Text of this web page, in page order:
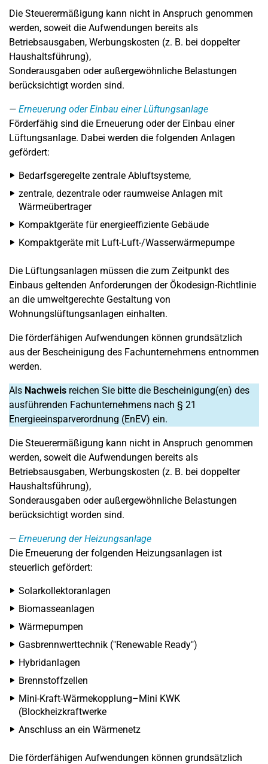
Die Steuerermäßigung kann nicht in Anspruch genommen
werden, soweit die Aufwendungen bereits als
Betriebsausgaben, Werbungskosten (z. B. bei doppelter
Haushaltsführung),
Sonderausgaben oder außergewöhnliche Belastungen
berücksichtigt worden sind.
Erneuerung oder Einbau einer Lüftungsanlage
Förderfähig sind die Erneuerung oder der Einbau einer
Lüftungsanlage. Dabei werden die folgenden Anlagen
gefördert:
Bedarfsgeregelte zentrale Abluftsysteme,
zentrale, dezentrale oder raumweise Anlagen mit
Wärmeübertrager
Kompaktgeräte für energieeffiziente Gebäude
Kompaktgeräte mit Luft-Luft-/Wasserwärmepumpe
Die Lüftungsanlagen müssen die zum Zeitpunkt des
Einbaus geltenden Anforderungen der Ökodesign-Richtlinie
an die umweltgerechte Gestaltung von
Wohnungslüftungsanlagen einhalten.
Die förderfähigen Aufwendungen können grundsätzlich
aus der Bescheinigung des Fachunternehmens entnommen
werden.
Als Nachweis reichen Sie bitte die Bescheinigung(en) des
ausführenden Fachunternehmens nach § 21
Energieeinsparverordnung (EnEV) ein.
Die Steuerermäßigung kann nicht in Anspruch genommen
werden, soweit die Aufwendungen bereits als
Betriebsausgaben, Werbungskosten (z. B. bei doppelter
Haushaltsführung),
Sonderausgaben oder außergewöhnliche Belastungen
berücksichtigt worden sind.
Erneuerung der Heizungsanlage
Die Erneuerung der folgenden Heizungsanlagen ist
steuerlich gefördert:
Solarkollektoranlagen
Biomasseanlagen
Wärmepumpen
Gasbrennwerttechnik ("Renewable Ready")
Hybridanlagen
Brennstoffzellen
Mini-Kraft-Wärmekopplung–Mini KWK
(Blockheizkraftwerke
Anschluss an ein Wärmenetz
Die förderfähigen Aufwendungen können grundsätzlich